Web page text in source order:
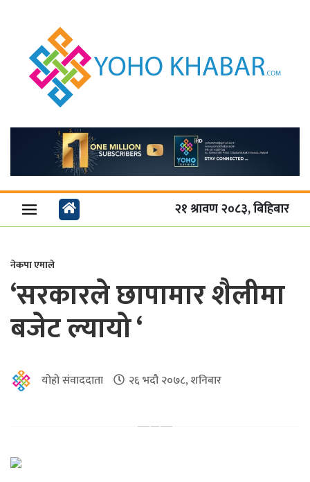
२१ श्रावण २०८३, बिहिबार
नेकपा एमाले
‘सरकारले छापामार शैलीमा
बजेट ल्यायो ‘
योहो संवाददाता २६ भदौ २०७८, शनिबार